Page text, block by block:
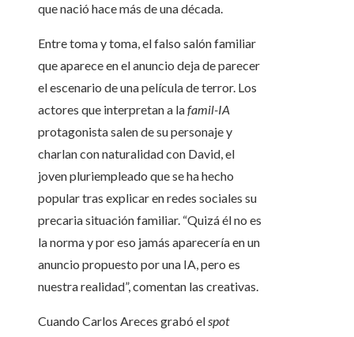
que nació hace más de una década.
Entre toma y toma, el falso salón familiar
que aparece en el anuncio deja de parecer
el escenario de una película de terror. Los
actores que interpretan a lafamil-IA
protagonista salen de su personaje y
charlan con naturalidad con David, el
joven pluriempleado que se ha hecho
popular tras explicar en redes sociales su
precaria situación familiar. “Quizá él no es
la norma y por eso jamás aparecería en un
anuncio propuesto por una IA, pero es
nuestra realidad”, comentan las creativas.
Cuando Carlos Areces grabó elspot